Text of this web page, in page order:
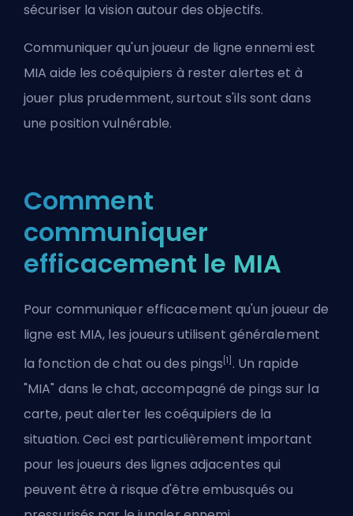
sécuriser la vision autour des objectifs.
Communiquer qu'un joueur de ligne ennemi est
MIA aide les coéquipiers à rester alertes et à
jouer plus prudemment, surtout s'ils sont dans
une position vulnérable.
Comment
communiquer
efficacement le MIA
Pour communiquer efficacement qu'un joueur de
ligne est MIA, les joueurs utilisent généralement
la fonction de chat ou des pings [1] . Un rapide
"MIA" dans le chat, accompagné de pings sur la
carte, peut alerter les coéquipiers de la
situation. Ceci est particulièrement important
pour les joueurs des lignes adjacentes qui
peuvent être à risque d'être embusqués ou